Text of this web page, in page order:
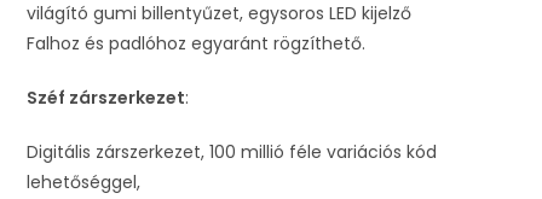
világító gumi billentyűzet, egysoros LED kijelző
Falhoz és padlóhoz egyaránt rögzíthető.
Széf zárszerkezet:
Digitális zárszerkezet, 100 millió féle variációs kód
lehetőséggel,